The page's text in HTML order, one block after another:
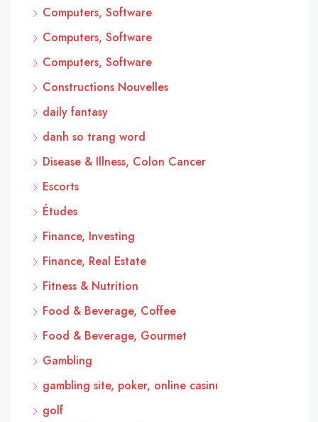
Computers, Software
Computers, Software
Computers, Software
Constructions Nouvelles
daily fantasy
danh so trang word
Disease & Illness, Colon Cancer
Escorts
Études
Finance, Investing
Finance, Real Estate
Fitness & Nutrition
Food & Beverage, Coffee
Food & Beverage, Gourmet
Gambling
gambling site, poker, online casinı
golf